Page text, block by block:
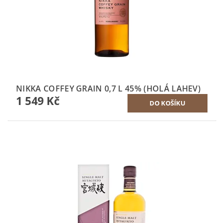
NIKKA COFFEY GRAIN 0,7 L 45% (HOLÁ LAHEV)
1 549 Kč